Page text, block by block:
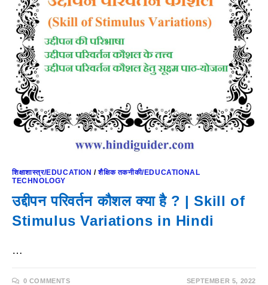
शिक्षाशास्त्र/EDUCATION /शैक्षिक तकनीकी/EDUCATIONAL
TECHNOLOGY
उद्दीपन परिवर्तन कौशल क्या है ? | Skill of
Stimulus Variations in Hindi
…
0 COMMENTS SEPTEMBER 5, 2022